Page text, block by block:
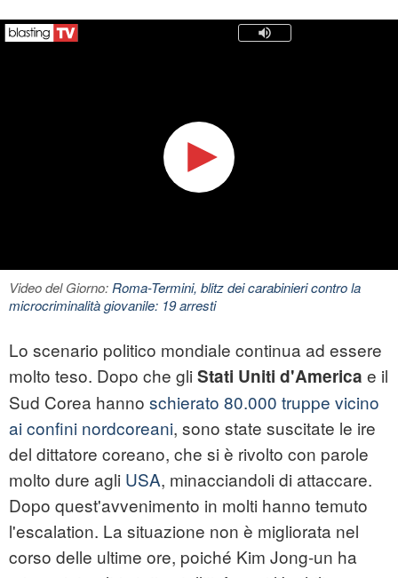
Video del Giorno:Roma-Termini, blitz dei carabinieri contro la
microcriminalità giovanile: 19 arresti
Lo scenario politico mondiale continua ad essere
molto teso. Dopo che gli Stati Uniti d'America e il
Sud Corea hanno schierato 80.000 truppe vicino
ai confini nordcoreani, sono state suscitate le ire
del dittatore coreano, che si è rivolto con parole
molto dure agli USA, minacciandoli di attaccare.
Dopo quest'avvenimento in molti hanno temuto
l'escalation. La situazione non è migliorata nel
corso delle ultime ore, poiché Kim Jong-un ha